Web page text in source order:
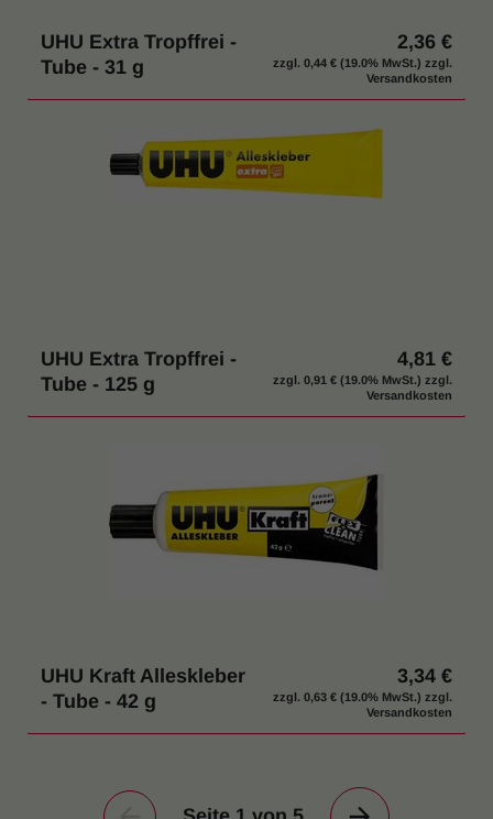
UHU Extra Tropffrei -
Tube - 31 g
2,36 €
zzgl. 0,44 € (19.0% MwSt.) zzgl.
Versandkosten
UHU Extra Tropffrei -
Tube - 125 g
4,81 €
zzgl. 0,91 € (19.0% MwSt.) zzgl.
Versandkosten
UHU Kraft Alleskleber
- Tube - 42 g
3,34 €
zzgl. 0,63 € (19.0% MwSt.) zzgl.
Versandkosten